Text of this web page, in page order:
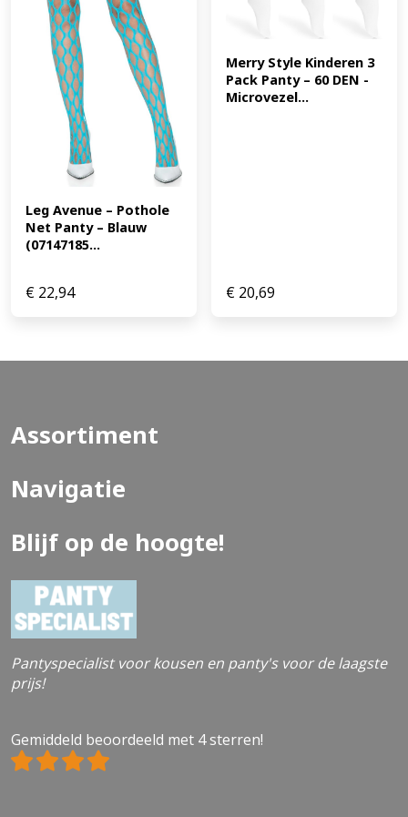
Leg Avenue – Pothole
Net Panty – Blauw
(07147185...
€ 22,94
Merry Style Kinderen 3
Pack Panty – 60 DEN -
Microvezel...
€ 20,69
Assortiment
Navigatie
Blijf op de hoogte!
Pantyspecialist voor kousen en panty's voor de laagste
prijs!
Gemiddeld beoordeeld met 4 sterren!